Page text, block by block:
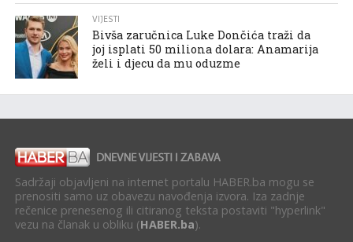
VIJESTI
Bivša zaručnica Luke Dončića traži da
joj isplati 50 miliona dolara: Anamarija
želi i djecu da mu oduzme
Sadržaji objavljeni na internet portalu HABER.ba mogu se
prenositi samo uz obavezu navođenja izvora. Iza zadnje
rečenice prenesenog ili citiranog teksta postaviti "hyperlink"
vezu na članak u obliku (HABER.ba).